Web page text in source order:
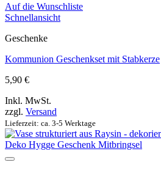
Auf die Wunschliste
Schnellansicht
Geschenke
Kommunion Geschenkset mit Stabkerze
5,90 €
Inkl. MwSt.
zzgl. Versand
Lieferzeit: ca. 3-5 Werktage